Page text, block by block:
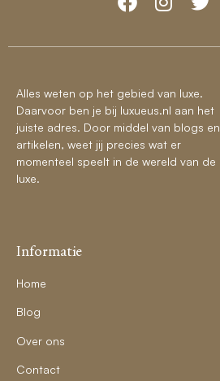
Alles weten op het gebied van luxe.
Daarvoor ben je bij luxueus.nl aan het
juiste adres. Door middel van blogs en
artikelen, weet jij precies wat er
momenteel speelt in de wereld van de
luxe.
Informatie
Home
Blog
Over ons
Contact